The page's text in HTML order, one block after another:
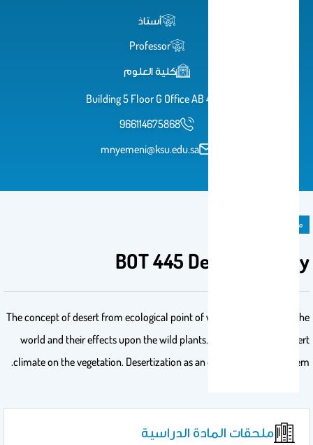
أستاذ
Professor
كلية العلوم
Building 5 Floor G Office AB 43
966114675868
mnyemeni@ksu.edu.sa
مادة دراسية
BOT 445 Desert Ecology
The concept of desert from ecological point of view. Desert types of the
world and their effects upon the wild plants. The reflection of desert
climate on the vegetation. Desertization as an environmental problem.
ملحقات المادة الدراسية